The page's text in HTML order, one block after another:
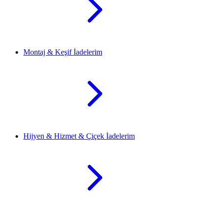
Montaj & Keşif İadelerim
Hijyen & Hizmet & Çiçek İadelerim